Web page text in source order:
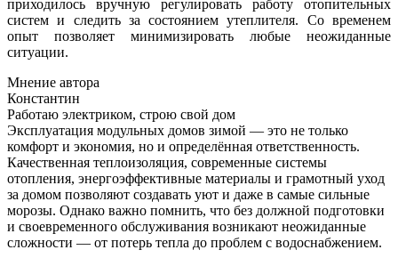
приходилось вручную регулировать работу отопительных
систем и следить за состоянием утеплителя. Со временем
опыт позволяет минимизировать любые неожиданные
ситуации.
Мнение автора
Константин
Работаю электриком, строю свой дом
Эксплуатация модульных домов зимой — это не только
комфорт и экономия, но и определённая ответственность.
Качественная теплоизоляция, современные системы
отопления, энергоэффективные материалы и грамотный уход
за домом позволяют создавать уют и даже в самые сильные
морозы. Однако важно помнить, что без должной подготовки
и своевременного обслуживания возникают неожиданные
сложности — от потерь тепла до проблем с водоснабжением.